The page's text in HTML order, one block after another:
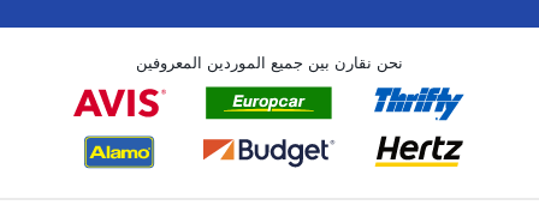
نحن نقارن بين جميع الموردين المعروفين